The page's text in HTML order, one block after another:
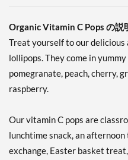
Organic Vitamin C Pops の説
Treat yourself to our
lollipops. They come in
pomegranate, peach, cherry,
raspberry.
Our vitamin C pops are
lunchtime snack, an
exchange, Easter basket